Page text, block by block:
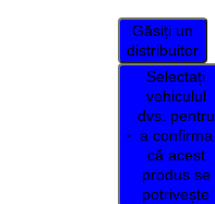
Găsiți un
distribuitor
Selectați
vehiculul
dvs. pentru
a confirma
că acest
produs se
potrivește